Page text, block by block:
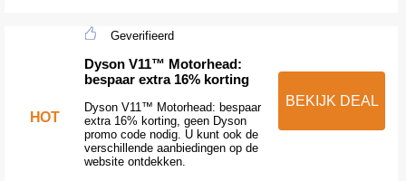
HOT
Geverifieerd
Dyson V11™ Motorhead:
bespaar extra 16% korting
Dyson V11™ Motorhead: bespaar
extra 16% korting, geen Dyson
promo code nodig. U kunt ook de
verschillende aanbiedingen op de
website ontdekken.
BEKIJK DEAL